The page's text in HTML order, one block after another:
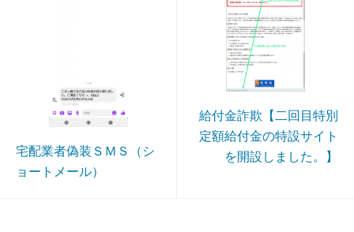
宅配業者偽装ＳＭＳ（シ
ョートメール）
給付金詐欺【二回目特別
定額給付金の特設サイト
を開設しました。】